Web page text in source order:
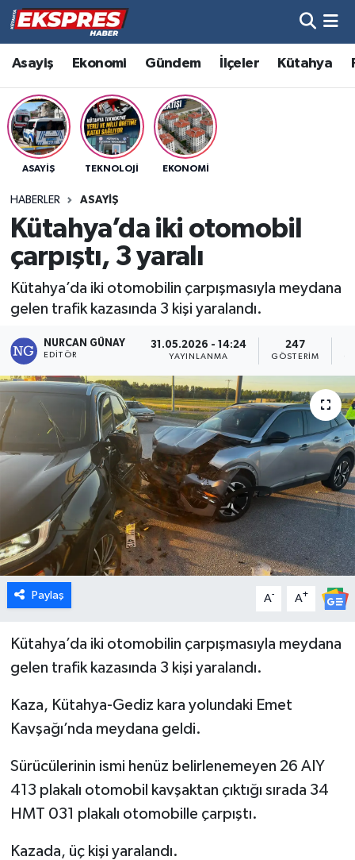
Asayiş Ekonomi Gündem İlçeler Kütahya
ASAYIŞ TEKNOLOJI EKONOMI
HABERLER ASAYIŞ
Kütahya’da iki otomobil
çarpıştı, 3 yaralı
Kütahya’da iki otomobilin çarpışmasıyla meydana
gelen trafik kazasında 3 kişi yaralandı.
NURCAN GÜNAY
EDITÖR
31.05.2026 - 14:24
YAYINLANMA
247
GÖSTERIM
Paylaş A- A+
Kütahya’da iki otomobilin çarpışmasıyla meydana
gelen trafik kazasında 3 kişi yaralandı.
Kaza, Kütahya-Gediz kara yolundaki Emet
Kavşağı’nda meydana geldi.
Sürücülerinin ismi henüz belirlenemeyen 26 AIY
413 plakalı otomobil kavşaktan çıktığı sırada 34
HMT 031 plakalı otomobille çarpıştı.
Kazada, üç kişi yaralandı.
Altıntaş
Asayiş
Aslanapa
Bölge
Çavdarhisar
Domaniç
Dumlupınar
Dünya
Eğitim
Ekonomi
Emet
Foto Galeri
Gediz
Gündem
Hisarcık
Köşe Yazıları
Hava Durumu
Trafik Durumu
Süper Lig Puan Durumu ve Fikstür
Son Dakika Haberleri
Haber Arşivi